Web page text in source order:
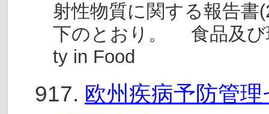
射性物質に関する報告書
下のとおり。 食品及び
ty in Food
917. 欧州疾病予防管